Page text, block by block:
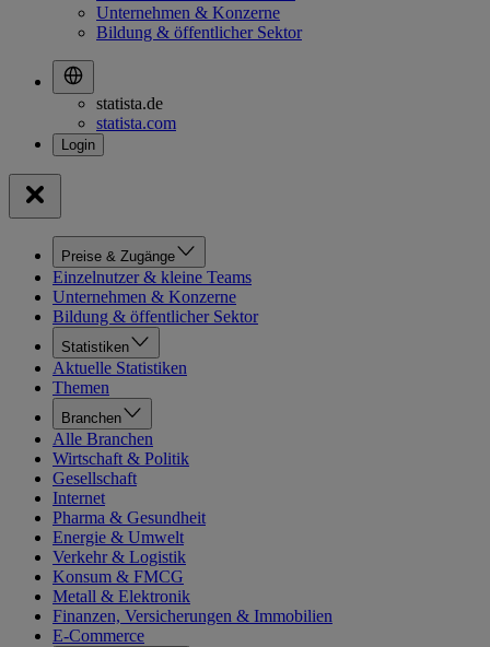
Unternehmen & Konzerne
Bildung & öffentlicher Sektor
statista.de
statista.com
Preise & Zugänge
Einzelnutzer & kleine Teams
Unternehmen & Konzerne
Bildung & öffentlicher Sektor
Statistiken
Aktuelle Statistiken
Themen
Branchen
Alle Branchen
Wirtschaft & Politik
Gesellschaft
Internet
Pharma & Gesundheit
Energie & Umwelt
Verkehr & Logistik
Konsum & FMCG
Metall & Elektronik
Finanzen, Versicherungen & Immobilien
E-Commerce